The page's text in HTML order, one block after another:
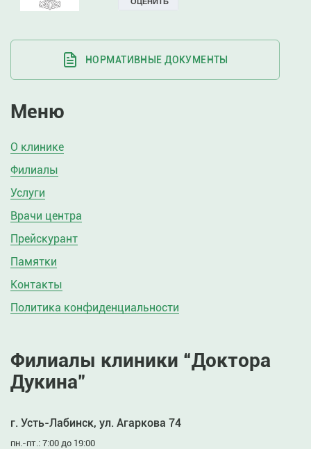
НОРМАТИВНЫЕ ДОКУМЕНТЫ
Меню
О клинике
Филиалы
Услуги
Врачи центра
Прейскурант
Памятки
Контакты
Политика конфиденциальности
Филиалы клиники “Доктора
Дукина”
г. Усть-Лабинск, ул. Агаркова 74
пн.-пт.: 7:00 до 19:00